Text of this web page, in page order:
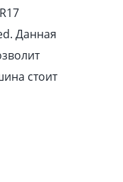
Данная
стоит